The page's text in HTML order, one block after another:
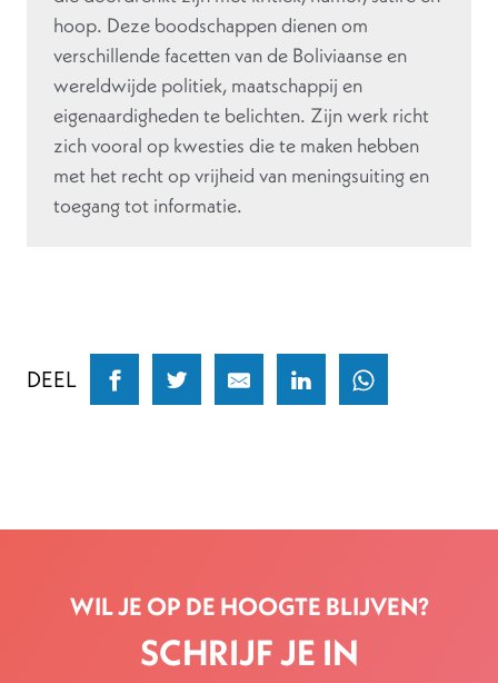
hoop. Deze boodschappen dienen om
verschillende facetten van de Boliviaanse en
wereldwijde politiek, maatschappij en
eigenaardigheden te belichten. Zijn werk richt
zich vooral op kwesties die te maken hebben
met het recht op vrijheid van meningsuiting en
toegang tot informatie.
DEEL
WIL JE OP DE HOOGTE BLIJVEN?
SCHRIJF JE IN